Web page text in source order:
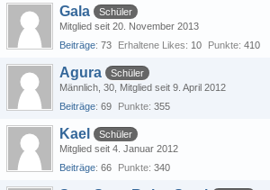
Gala
Schüler
Mitglied seit 20. November 2013
Beiträge 73 Erhaltene Likes 10 Punkte 410
Agura
Schüler
Männlich 30 Mitglied seit 9. April 2012
Beiträge 69 Punkte 355
Kael
Schüler
Mitglied seit 4. Januar 2012
Beiträge 66 Punkte 340